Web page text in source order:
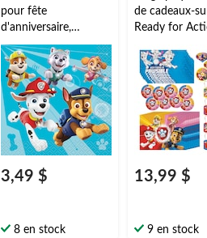
pour fête
d'anniversaire,
Aventures de la
Pat'Patrouille, petit,
paq. 16
3,49 $
8 en stock
de cadeaux-
Ready for
-surprise
Pat'Patrouille
Chase/Stella/
rouge/bleu/
48
13,99 $
9 en stock